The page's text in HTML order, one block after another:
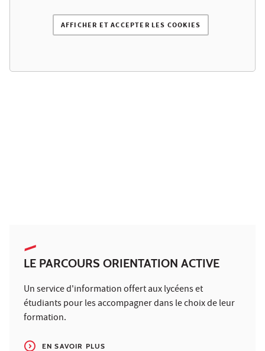
AFFICHER ET ACCEPTER LES COOKIES
LE PARCOURS ORIENTATION ACTIVE
Un service d'information offert aux lycéens et
étudiants pour les accompagner dans le choix de leur
formation.
EN SAVOIR PLUS